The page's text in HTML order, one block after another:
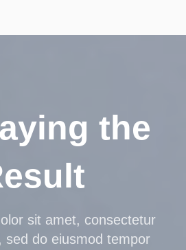
the
sit amet, consectetur
sed do eiusmod tempor